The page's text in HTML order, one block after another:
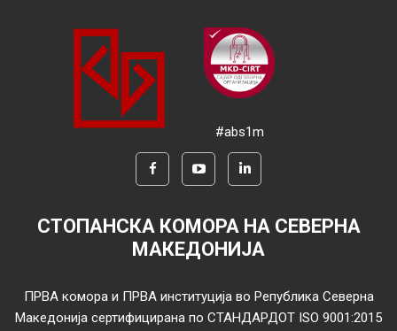
#abs1m
СТОПАНСКА КОМОРА НА СЕВЕРНА
МАКЕДОНИЈА
ПРВА комора и ПРВА институција во Република Северна
Македонија сертифицирана по СТАНДАРДОТ ISO 9001:2015